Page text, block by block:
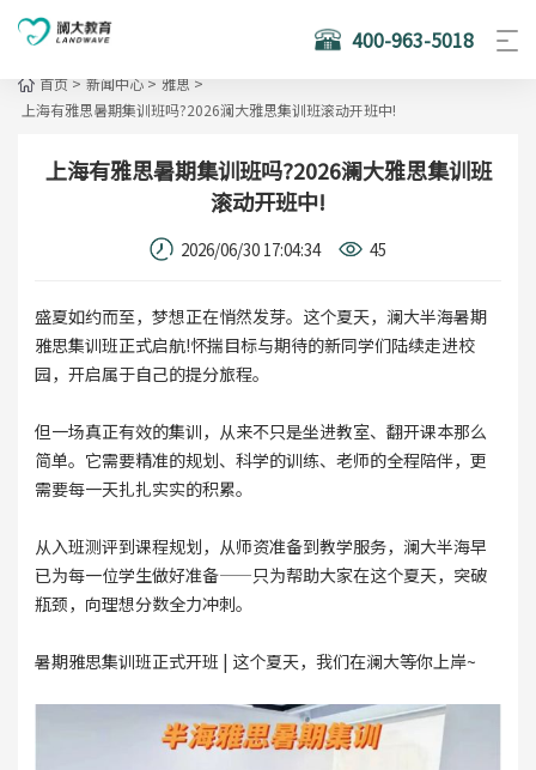
400-963-5018
首页 > 新闻中心 > 雅思 >
上海有雅思暑期集训班吗?2026澜大雅思集训班滚动开班中!
上海有雅思暑期集训班吗?2026澜大雅思集训班
滚动开班中!
2026/06/30 17:04:34 45
盛夏如约而至，梦想正在悄然发芽。这个夏天，澜大半海暑期
雅思集训班正式启航!怀揣目标与期待的新同学们陆续走进校
园，开启属于自己的提分旅程。
但一场真正有效的集训，从来不只是坐进教室、翻开课本那么
简单。它需要精准的规划、科学的训练、老师的全程陪伴，更
需要每一天扎扎实实的积累。
从入班测评到课程规划，从师资准备到教学服务，澜大半海早
已为每一位学生做好准备——只为帮助大家在这个夏天，突破
瓶颈，向理想分数全力冲刺。
暑期雅思集训班正式开班 | 这个夏天，我们在澜大等你上岸~